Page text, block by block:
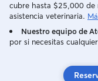
cubre hasta $25,000 de
asistencia veterinaria.
Nuestro equipo de
por si necesitas